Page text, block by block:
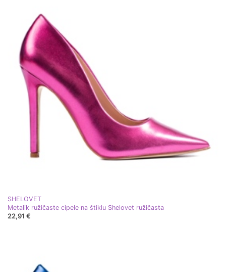
SHELOVET
Metalik ružičaste cipele na štiklu Shelovet ružičasta
22,91 €